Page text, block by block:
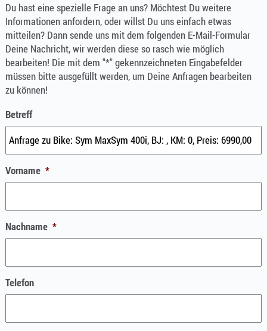
Du hast eine spezielle Frage an uns? Möchtest Du weitere
Informationen anfordern, oder willst Du uns einfach etwas
mitteilen? Dann sende uns mit dem folgenden E-Mail-Formular
Deine Nachricht, wir werden diese so rasch wie möglich
bearbeiten! Die mit dem "*" gekennzeichneten Eingabefelder
müssen bitte ausgefüllt werden, um Deine Anfragen bearbeiten
zu können!
Betreff
Vorname *
Nachname *
Telefon